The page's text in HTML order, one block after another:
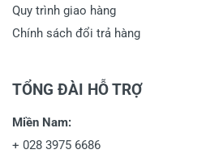
Quy trình giao hàng
Chính sách đổi trả hàng
TỔNG ĐÀI HỖ TRỢ
Miền Nam:
+ 028 3975 6686